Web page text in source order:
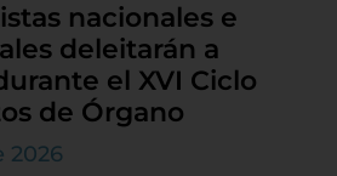
nacionales e
deleitarán a
el XVI Ciclo
de Órgano
2026